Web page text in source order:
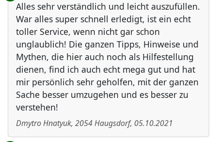
Alles sehr verständlich und leicht auszufüllen.
War alles super schnell erledigt, ist ein echt
toller Service, wenn nicht gar schon
unglaublich! Die ganzen Tipps, Hinweise und
Mythen, die hier auch noch als Hilfestellung
dienen, find ich auch echt mega gut und hat
mir persönlich sehr geholfen, mit der ganzen
Sache besser umzugehen und es besser zu
verstehen!
Dmytro Hnatyuk, 2054Haugsdorf, 05.10.2021